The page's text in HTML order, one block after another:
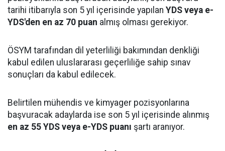
tarihi itibarıyla son 5 yıl içerisinde yapılan YDS veya e-
YDS'den en az 70 puan almış olması gerekiyor.
ÖSYM tarafından dil yeterliliği bakımından denkliği
kabul edilen uluslararası geçerliliğe sahip sınav
sonuçları da kabul edilecek.
Belirtilen mühendis ve kimyager pozisyonlarına
başvuracak adaylarda ise son 5 yıl içerisinde alınmış
en az 55 YDS veya e-YDS puanı şartı aranıyor.